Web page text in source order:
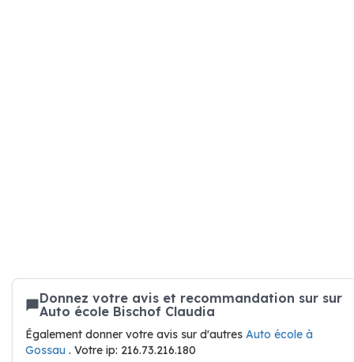
Donnez votre avis et recommandation sur sur
Auto école Bischof Claudia
Également donner votre avis sur d'autres Auto école à
Gossau . Votre ip: 216.73.216.180